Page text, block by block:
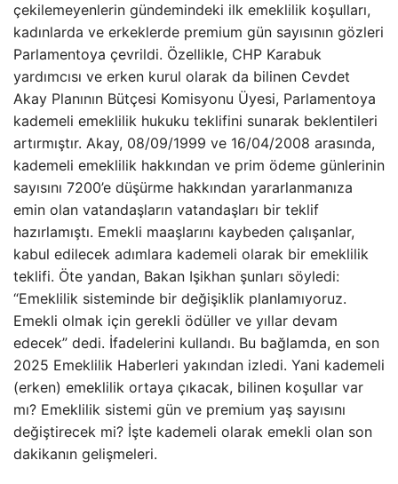
çekilemeyenlerin gündemindeki ilk emeklilik koşulları,
kadınlarda ve erkeklerde premium gün sayısının gözleri
Parlamentoya çevrildi. Özellikle, CHP Karabuk
yardımcısı ve erken kurul olarak da bilinen Cevdet
Akay Planının Bütçesi Komisyonu Üyesi, Parlamentoya
kademeli emeklilik hukuku teklifini sunarak beklentileri
artırmıştır. Akay, 08/09/1999 ve 16/04/2008 arasında,
kademeli emeklilik hakkından ve prim ödeme günlerinin
sayısını 7200’e düşürme hakkından yararlanmanıza
emin olan vatandaşların vatandaşları bir teklif
hazırlamıştı. Emekli maaşlarını kaybeden çalışanlar,
kabul edilecek adımlara kademeli olarak bir emeklilik
teklifi. Öte yandan, Bakan Işikhan şunları söyledi:
“Emeklilik sisteminde bir değişiklik planlamıyoruz.
Emekli olmak için gerekli ödüller ve yıllar devam
edecek” dedi. İfadelerini kullandı. Bu bağlamda, en son
2025 Emeklilik Haberleri yakından izledi. Yani kademeli
(erken) emeklilik ortaya çıkacak, bilinen koşullar var
mı? Emeklilik sistemi gün ve premium yaş sayısını
değiştirecek mi? İşte kademeli olarak emekli olan son
dakikanın gelişmeleri.